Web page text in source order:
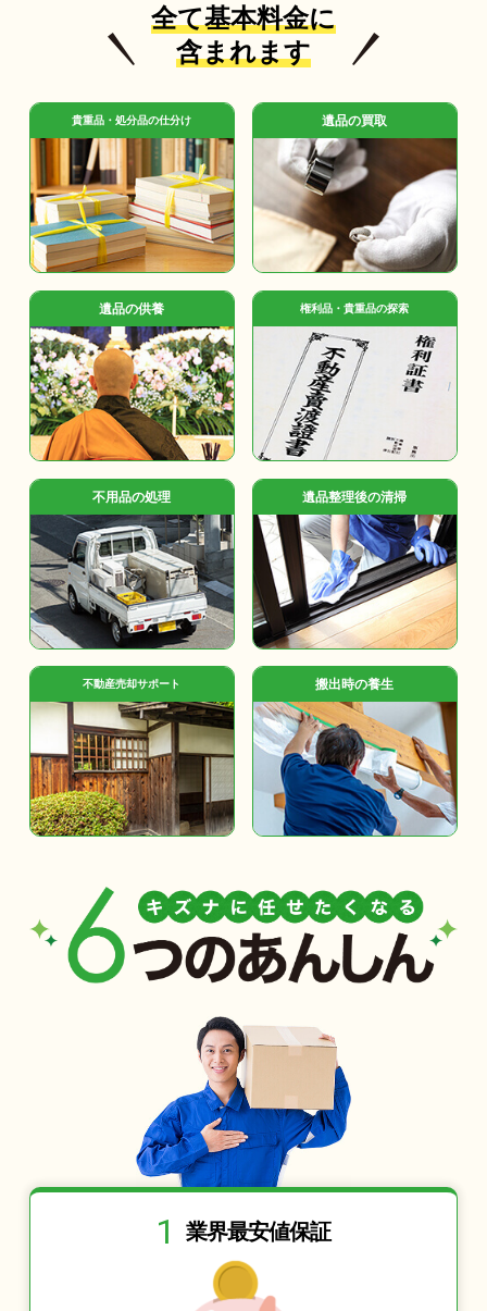
全て基本料金に
含まれます
貴重品・処分品の仕分け 遺品の買取
遺品の供養 権利品・貴重品の探索
不用品の処理 遺品整理後の清掃
不動産売却サポート 搬出時の養生
1 業界最安値保証